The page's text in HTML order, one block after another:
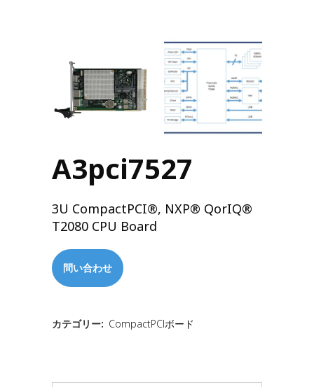
A3pci7527
3U CompactPCI®, NXP® QorIQ®
T2080 CPU Board
問い合わせ
カテゴリー: CompactPCIボード